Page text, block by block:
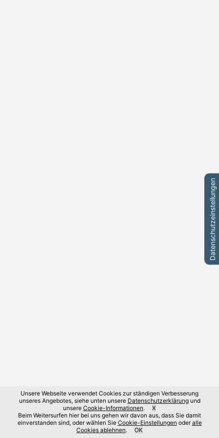
Datenschutzeinstellungen
Unsere Webseite verwendet Cookies zur ständigen Verbesserung
unseres Angebotes, siehe unten unsere Datenschutzerklärungund
unsere Cookie-Informationen.
X
Beim Weitersurfen hier bei uns gehen wir davon aus, dass Sie damit
einverstanden sind, oder wählen Sie Cookie-Einstellungen oderalle
Cookies ablehnen. OK